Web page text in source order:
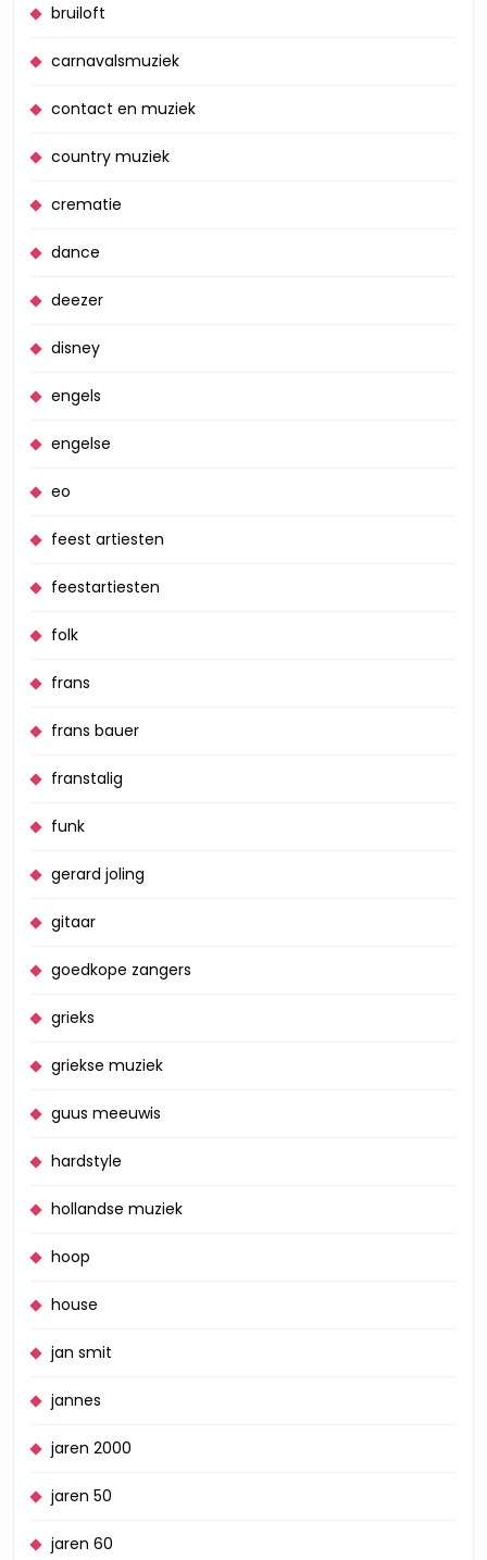
bruiloft
carnavalsmuziek
contact en muziek
country muziek
crematie
dance
deezer
disney
engels
engelse
eo
feest artiesten
feestartiesten
folk
frans
frans bauer
franstalig
funk
gerard joling
gitaar
goedkope zangers
grieks
griekse muziek
guus meeuwis
hardstyle
hollandse muziek
hoop
house
jan smit
jannes
jaren 2000
jaren 50
jaren 60